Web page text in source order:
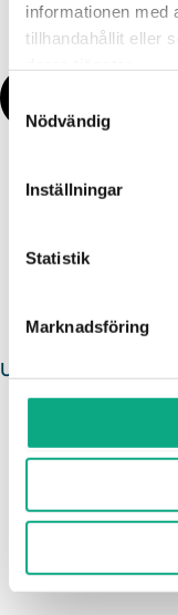
informationen med
tillhandahållit eller
Nödvändig
Inställningar
Statistik
Marknadsföring
Underhållsspolning i